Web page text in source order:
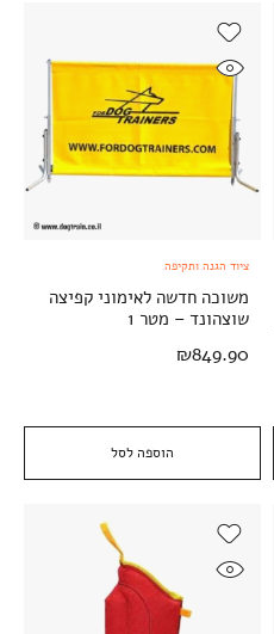
הוספה לסל
ציוד הגנה ותקיפה
משוכה חדשה לאימוני קפיצה
שוצהונד – מטר 1
₪849.90